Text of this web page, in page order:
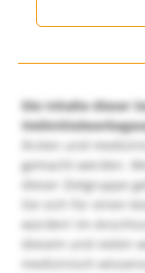
Die Inhalte dieser
Ärzten und
gemacht werden.
dieser Zielgruppe
Sie sich für einen
würden! Im
diesem und vielen
medizinisch-